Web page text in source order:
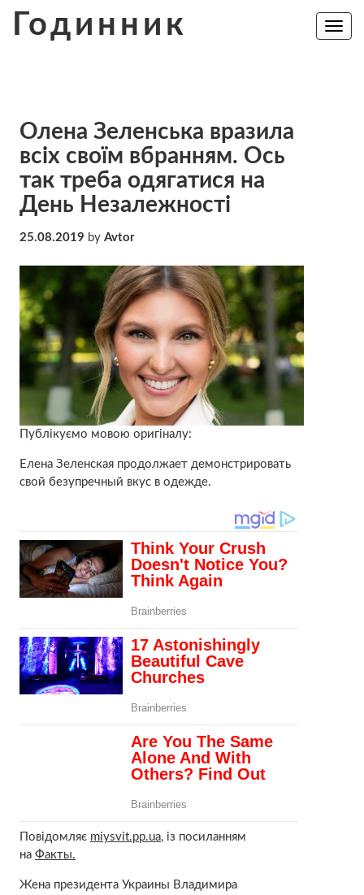
Годинник
Toggle
Олена Зеленська вразила
всіх своїм вбранням. Ось
так треба одягатися на
День Незалежності
25.08.2019 by Avtor
Публікуємо мовою оригіналу:
Елена Зеленская продолжает демонстрировать
свой безупречный вкус в одежде.
Повідомляє miysvit.pp.ua, із посиланням
на Факты.
Жена президента Украины Владимира